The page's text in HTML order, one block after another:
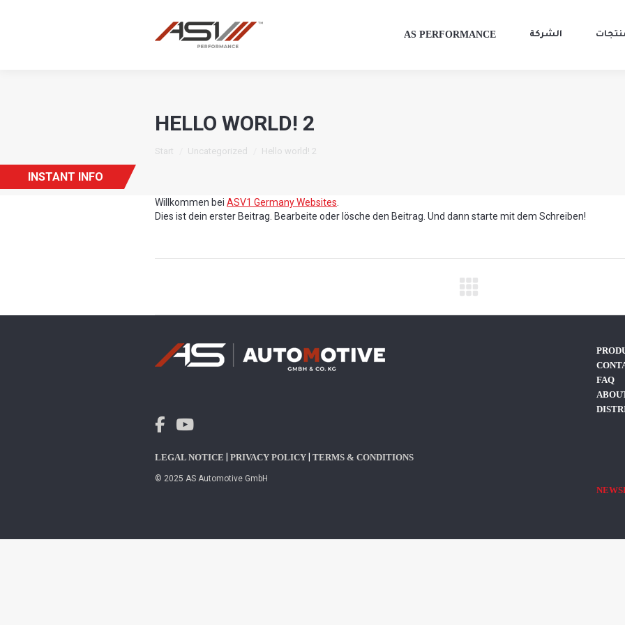
AS PERFORMANCE الشركة
HELLO WORLD! 2
Start Uncategorized Hello world! 2
Willkommen bei ASV1 Germany Websites
Dies ist dein erster Beitrag. Bearbeite oder lösche den Beitrag. Und dann starte mit dem Schreiben!
LEGAL NOTICE PRIVACY POLICY TERMS & CONDITIONS
© 2025 AS Automotive GmbH
FAQ
INSTANT INFO